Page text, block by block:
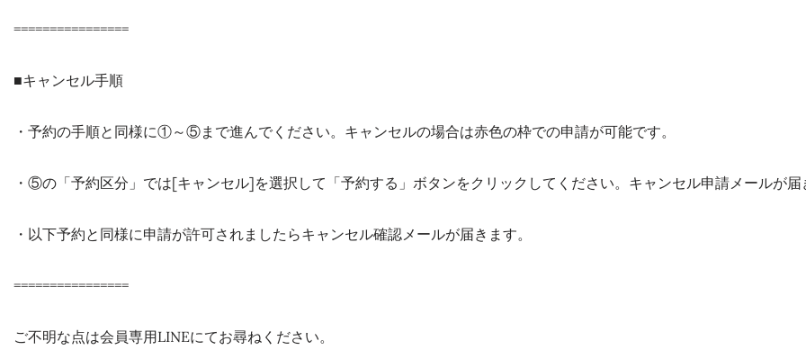
================
■キャンセル手順
・予約の手順と同様に①～⑤まで進んでください。キャンセルの場合は赤色の枠での申請が可能です。
・⑤の「予約区分」では[キャンセル]を選択して「予約する」ボタンをクリックしてください。キャンセル申請メールが届
・以下予約と同様に申請が許可されましたらキャンセル確認メールが届きます。
================
ご不明な点は会員専用LINEにてお尋ねください。